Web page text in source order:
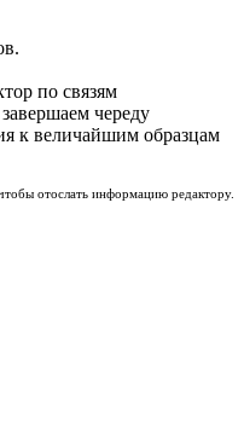
по связям
череду
к величайшим образцам
отослать информацию редактору.